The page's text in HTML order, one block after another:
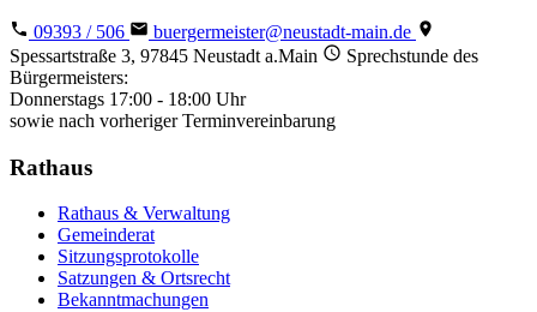
09393 / 506
buergermeister@neustadt-main.de
Spessartstraße 3, 97845 Neustadt a.Main
Sprechstunde des
Bürgermeisters:
Donnerstags 17:00 - 18:00 Uhr
sowie nach vorheriger Terminvereinbarung
Rathaus
Rathaus & Verwaltung
Gemeinderat
Sitzungsprotokolle
Satzungen & Ortsrecht
Bekanntmachungen